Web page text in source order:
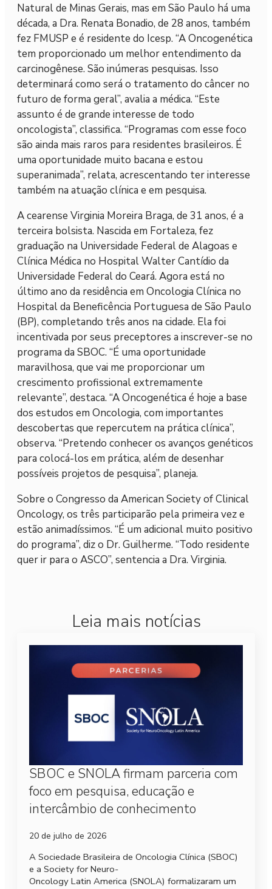
Natural de Minas Gerais, mas em São Paulo há uma
década, a Dra. Renata Bonadio, de 28 anos, também
fez FMUSP e é residente do Icesp. “A Oncogenética
tem proporcionado um melhor entendimento da
carcinogênese. São inúmeras pesquisas. Isso
determinará como será o tratamento do câncer no
futuro de forma geral”, avalia a médica. “Este
assunto é de grande interesse de todo
oncologista”, classifica. “Programas com esse foco
são ainda mais raros para residentes brasileiros. É
uma oportunidade muito bacana e estou
superanimada”, relata, acrescentando ter interesse
também na atuação clínica e em pesquisa.
A cearense Virginia Moreira Braga, de 31 anos, é a
terceira bolsista. Nascida em Fortaleza, fez
graduação na Universidade Federal de Alagoas e
Clínica Médica no Hospital Walter Cantídio da
Universidade Federal do Ceará. Agora está no
último ano da residência em Oncologia Clínica no
Hospital da Beneficência Portuguesa de São Paulo
(BP), completando três anos na cidade. Ela foi
incentivada por seus preceptores a inscrever-se no
programa da SBOC. “É uma oportunidade
maravilhosa, que vai me proporcionar um
crescimento profissional extremamente
relevante”, destaca. “A Oncogenética é hoje a base
dos estudos em Oncologia, com importantes
descobertas que repercutem na prática clínica”,
observa. “Pretendo conhecer os avanços genéticos
para colocá-los em prática, além de desenhar
possíveis projetos de pesquisa”, planeja.
Sobre o Congresso da American Society of Clinical
Oncology, os três participarão pela primeira vez e
estão animadíssimos. “É um adicional muito positivo
do programa”, diz o Dr. Guilherme. “Todo residente
quer ir para o ASCO”, sentencia a Dra. Virginia.
Leia mais notícias
SBOC e SNOLA firmam parceria com
foco em pesquisa, educação e
intercâmbio de conhecimento
20 de julho de 2026
A Sociedade Brasileira de Oncologia Clínica (SBOC)
e a Society for Neuro-
Oncology Latin America (SNOLA) formalizaram um